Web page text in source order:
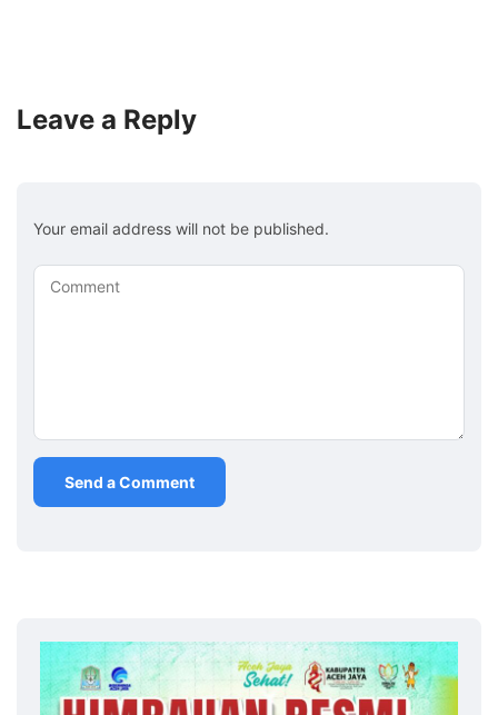
Leave a Reply
Your email address will not be published.
Comment